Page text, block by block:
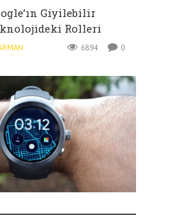
Giyilebilir
Rolleri
6894 0